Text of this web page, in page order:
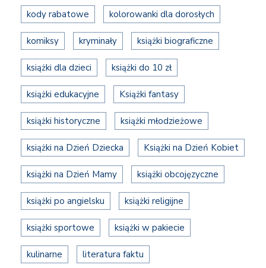
kody rabatowe kolorowanki dla dorosłych
komiksy kryminały książki biograficzne
książki dla dzieci książki do 10 zł
książki edukacyjne Książki fantasy
książki historyczne książki młodzieżowe
książki na Dzień Dziecka Książki na Dzień Kobiet
książki na Dzień Mamy książki obcojęzyczne
książki po angielsku książki religijne
książki sportowe książki w pakiecie
kulinarne literatura faktu